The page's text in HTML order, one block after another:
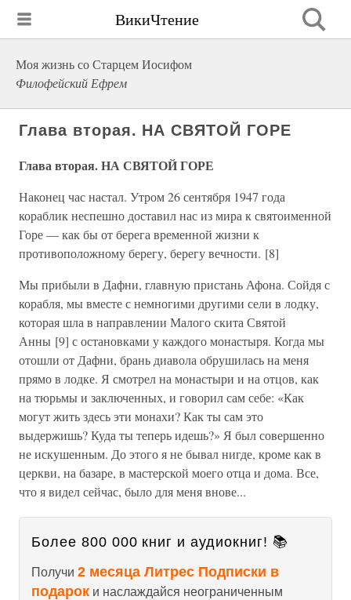
ВикиЧтение
Моя жизнь со Старцем Иосифом
Филофейский Ефрем
Глава вторая. НА СВЯТОЙ ГОРЕ
Глава вторая. НА СВЯТОЙ ГОРЕ
Наконец час настал. Утром 26 сентября 1947 года
кораблик неспешно доставил нас из мира к святоименной
Горе — как бы от берега временной жизни к
противоположному берегу, берегу вечности. [8]
Мы прибыли в Дафни, главную пристань Афона. Сойдя с
корабля, мы вместе с немногими другими сели в лодку,
которая шла в направлении Малого скита Святой
Анны [9] с остановками у каждого монастыря. Когда мы
отошли от Дафни, брань диавола обрушилась на меня
прямо в лодке. Я смотрел на монастыри и на отцов, как
на тюрьмы и заключенных, и говорил сам себе: «Как
могут жить здесь эти монахи? Как ты сам это
выдержишь? Куда ты теперь идешь?» Я был совершенно
не искушенным. До этого я не бывал нигде, кроме как в
церкви, на базаре, в мастерской моего отца и дома. Все,
что я видел сейчас, было для меня внове...
Более 800 000 книг и аудиокниг! 📚
Получи 2 месяца Литрес Подписки в
подарок и наслаждайся неограниченным